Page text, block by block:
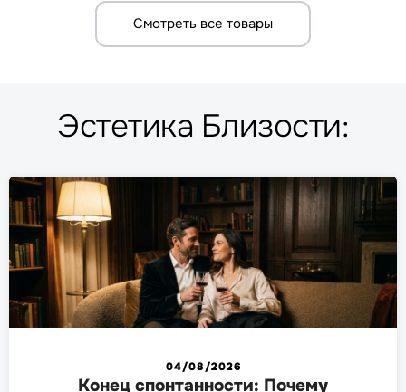
Смотреть все товары
Эстетика Близости:
04/08/2026
Конец спонтанности: Почему